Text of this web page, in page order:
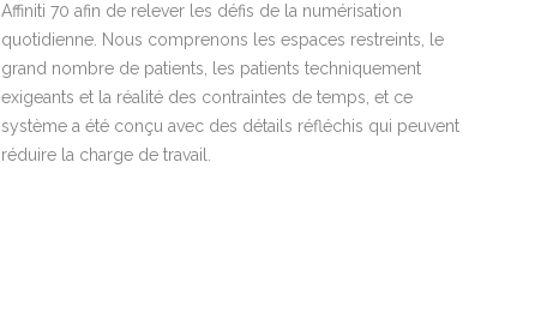
Affiniti 70 afin de relever les défis de la numérisation
quotidienne. Nous comprenons les espaces restreints, le
grand nombre de patients, les patients techniquement
exigeants et la réalité des contraintes de temps, et ce
système a été conçu avec des détails réfléchis qui peuvent
réduire la charge de travail.